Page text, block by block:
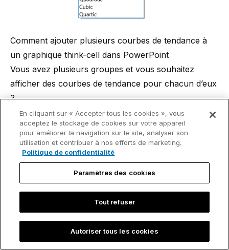
Comment ajouter plusieurs courbes de tendance à
un graphique think-cell dans PowerPoint
Vous avez plusieurs groupes et vous souhaitez
afficher des courbes de tendance pour chacun d’eux
?
La colonne Group dans la feuille de données peut
être utilisée pour organiser les points de données
individuels en groupes. Dans la feuille de données du
nuage de points ci-dessous, les cinq premiers points
de données appartiennent au groupe A, tandis que
les points de données restants appartiennent au
En cliquant sur « Accepter tous les cookies », vous
acceptez le stockage de cookies sur votre appareil
pour améliorer la navigation sur le site, analyser son
utilisation et contribuer à nos efforts de marketing.
Politique de confidentialité
Paramètres des cookies
Tout refuser
Autoriser tous les cookies